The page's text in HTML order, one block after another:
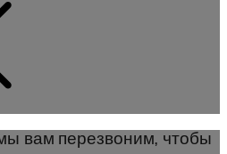
вам перезвоним, чтобы